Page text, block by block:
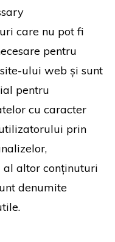
care nu pot fi
pentru
ului web și sunt
pentru
cu caracter
prin
altor conținuturi
denumite